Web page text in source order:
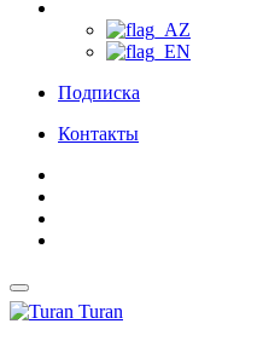
Подписка
Контакты
Turan